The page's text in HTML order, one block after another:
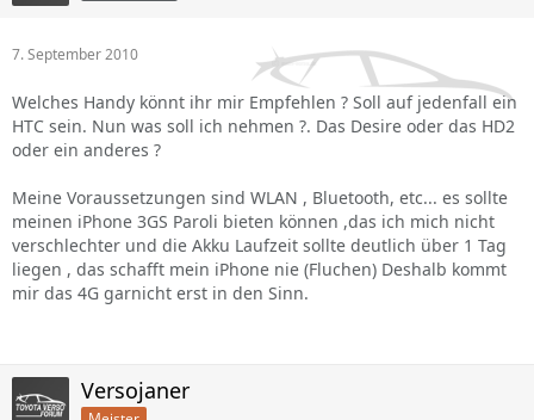
7. September 2010
Welches Handy könnt ihr mir Empfehlen ? Soll auf jedenfall ein
HTC sein. Nun was soll ich nehmen ?. Das Desire oder das HD2
oder ein anderes ?
Meine Voraussetzungen sind WLAN , Bluetooth, etc... es sollte
meinen iPhone 3GS Paroli bieten können ,das ich mich nicht
verschlechter und die Akku Laufzeit sollte deutlich über 1 Tag
liegen , das schafft mein iPhone nie (Fluchen) Deshalb kommt
mir das 4G garnicht erst in den Sinn.
Versojaner